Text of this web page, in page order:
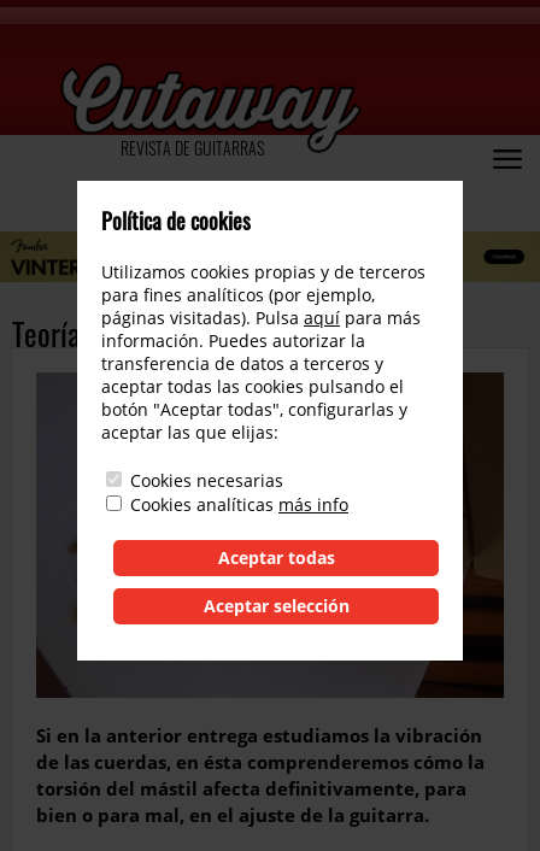
REVISTA DE GUITARRAS
Teoría del ajuste de guitarras II
Si en la anterior entrega estudiamos la vibración
de las cuerdas, en ésta comprenderemos cómo la
torsión del mástil afecta definitivamente, para
bien o para mal, en el ajuste de la guitarra.
Política de cookies
Utilizamos cookies propias y de terceros
para fines analíticos (por ejemplo,
páginas visitadas). Pulsa aquí para más
información. Puedes autorizar la
transferencia de datos a terceros y
aceptar todas las cookies pulsando el
botón "Aceptar todas", configurarlas y
aceptar las que elijas:
Cookies necesarias
Cookies analíticas más info
Aceptar todas
Aceptar selección